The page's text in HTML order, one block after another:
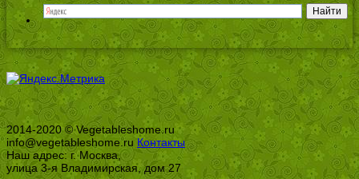
2014-2020 © Vegetableshome.ru
info@vegetableshome.ru Контакты
Наш адрес: г. Москва,
улица 3-я Владимирская, дом 27